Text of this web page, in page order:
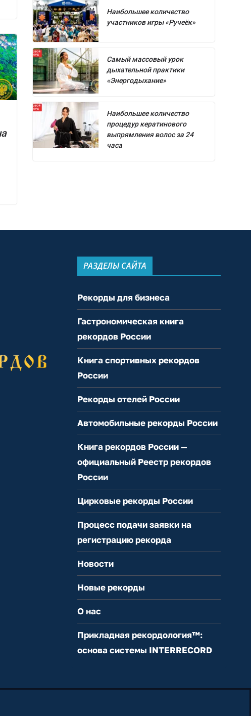
Наибольшее количество
участников игры «Ручеёк»
Самый массовый урок
дыхательной практики
«Энергодыхание»
Наибольшее количество
процедур кератинового
выпрямления волос за 24
часа
РАЗДЕЛЫ САЙТА
Рекорды для бизнеса
Гастрономическая книга
рекордов России
Книга спортивных рекордов
России
Рекорды отелей России
Автомобильные рекорды России
Книга рекордов России —
официальный Реестр рекордов
России
Цирковые рекорды России
Процесс подачи заявки на
регистрацию рекорда
Новости
Новые рекорды
О нас
Прикладная рекордология™:
основа системы INTERRECORD